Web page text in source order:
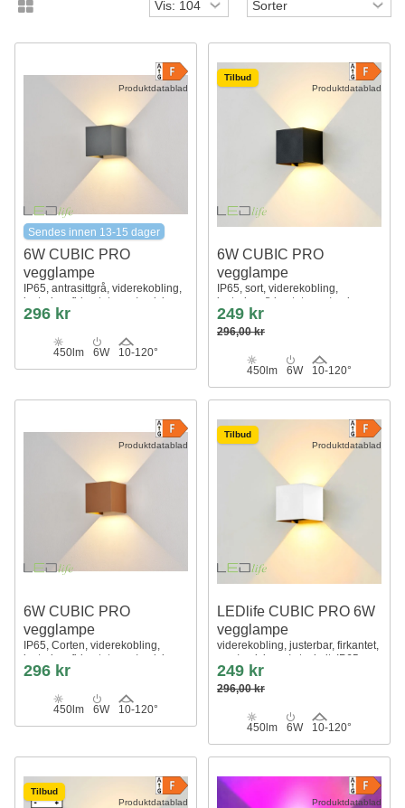
Produktdatablad
Sendes innen 13-15 dager
6W CUBIC PRO
vegglampe
IP65, antrasittgrå, viderekobling,
justerbar, firkantet, opp/ned, inne
/ ute, inkl. lyskilde
296 kr
450lm 6W 10-120°
Produktdatablad
Tilbud
6W CUBIC PRO
vegglampe
IP65, sort, viderekobling,
justerbar, firkantet, opp/ned,
utendørs, inkl. lyskilde
249 kr
296,00 kr
450lm 6W 10-120°
Produktdatablad
6W CUBIC PRO
vegglampe
IP65, Corten, viderekobling,
justerbar, firkantet, opp/ned, inne
/ ute, inkl. lyskilde
296 kr
450lm 6W 10-120°
Produktdatablad
Tilbud
LEDlife CUBIC PRO 6W
vegglampe
viderekobling, justerbar, firkantet,
opp/ned, inne / ute, hvit, IP65,
inkl. lyskilde
249 kr
296,00 kr
450lm 6W 10-120°
Produktdatablad
Tilbud
Produktdatablad